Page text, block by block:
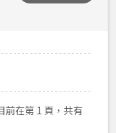
在第 1 頁，共有